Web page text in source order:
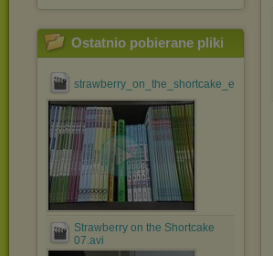
Ostatnio pobierane pliki
Strawberry on the Shortcake
07.avi